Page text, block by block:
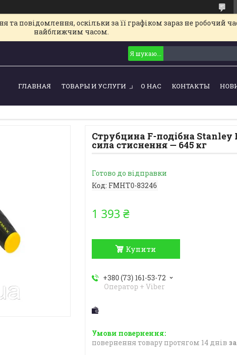
повідомлення, оскільки за її графіком зараз не робочий
найближчим часом.
ГЛАВНАЯ ТОВАРЫ И УСЛУГИ О НАС КОНТАКТЫ
Струбцина F-подібна Stanley
сила стиснення — 645 кг
Готово до відправки
Код: FMHT0-83246
1 393 ₴
Купити
+380 (73) 161-53-72
Оператор + Viber
повернення товару протягом 14 днів